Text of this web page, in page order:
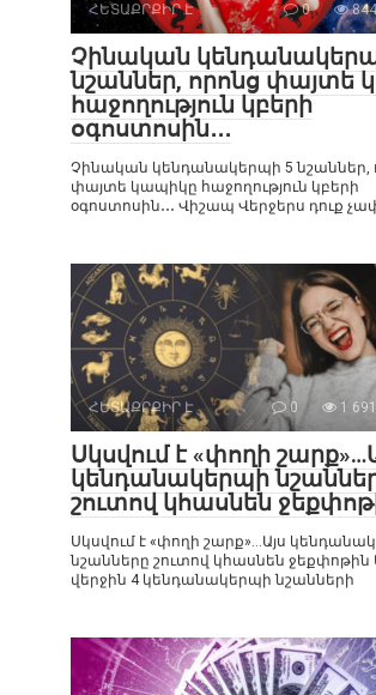
ՀԵՏԱՔՐՔԻՐ Է 0
Չինական
նշաններ, որոնց փայտե
հաջողություն կբերի
օգոստոսին․․․
Չինական կենդանակերպի 5 նշաններ,
փայտե կապիկը հաջողություն կբերի
օգոստոսին․․․ Վիշապ Վերջերս դուք
ՀԵՏԱՔՐՔԻՐ Է 0 1
Սկսվում է «փողի
կենդանակերպի
շուտով կհասնեն
Սկսվում է «փողի շարք»…Այս
նշանները շուտով կհասնեն ջեքփոթին
վերջին 4 կենդանակերպի նշանների